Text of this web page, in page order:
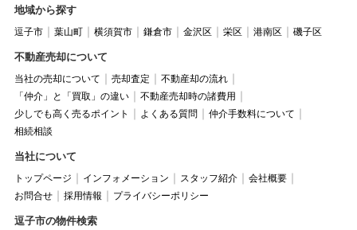
地域から探す
逗子市 葉山町 横須賀市 鎌倉市 金沢区 栄区 港南区 磯子区
不動産売却について
当社の売却について 売却査定
不動産却の流れ
「仲介」と「買取」の違い
不動産売却時の諸費用
少しでも高く売るポイント
よくある質問
仲介手数料について
相続相談
当社について
トップページ インフォメーション スタッフ紹介
会社概要
お問合せ
採用情報 プライバシーポリシー
逗子市の物件検索